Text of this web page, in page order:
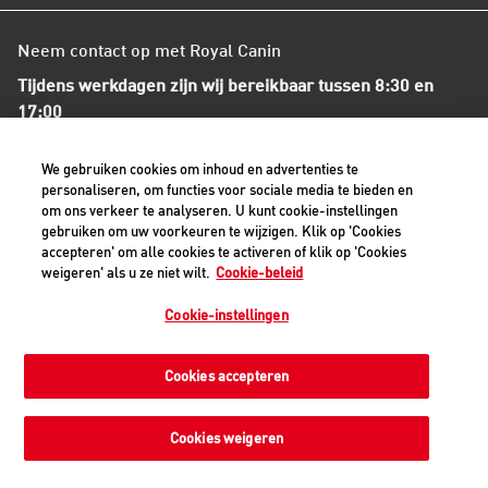
Neem contact op met Royal Canin
Tijdens werkdagen zijn wij bereikbaar tussen 8:30 en
17:00
+31(0)413-318418
Contact met ons opnemen
Veilige betaalmethoden - alle bedragen zijn inclusief BTW
Cookiemelding Juridisch
Cookie-instellingen
We gebruiken cookies om inhoud en advertenties te
personaliseren, om functies voor sociale media te bieden en
om ons verkeer te analyseren. U kunt cookie-instellingen
gebruiken om uw voorkeuren te wijzigen. Klik op 'Cookies
accepteren' om alle cookies te activeren of klik op 'Cookies
weigeren' als u ze niet wilt. Cookie-beleid
Cookie-instellingen
Cookies weigeren
Cookies accepteren